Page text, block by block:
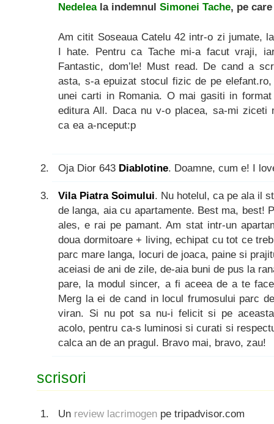
Nedeleala indemnul Simonei Tache, pe
Am citit Soseaua Catelu 42 intr-o zi jumate,
I hate. Pentru ca Tache mi-a facut vraji,
Fantastic, dom’le! Must read. De cand a
asta, s-a epuizat stocul fizic de pe
unei carti in Romania. O mai gasiti in
editura All. Daca nu v-o placea, sa-mi ziceti
ca ea a-nceput:p
Oja Dior 643 Diablotine. Doamne, cum e! I
Vila Piatra Soimului. Nu hotelul, ca pe ala il
de langa, aia cu apartamente. Best ma, best!
ales, e rai pe pamant. Am stat intr-un
doua dormitoare + living, echipat cu tot ce
parc mare langa, locuri de joaca, paine si
aceiasi de ani de zile, de-aia buni de pus la
pare, la modul sincer, a fi aceea de a te
Merg la ei de cand in locul frumosului parc
viran. Si nu pot sa nu-i felicit si pe
acolo, pentru ca-s luminosi si curati si
calca an de an pragul. Bravo mai, bravo, zau!
scrisori
Un review lacrimogen pe tripadvisor.com